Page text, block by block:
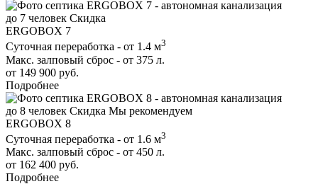
до 7 человек Скидка
ERGOBOX 7
Суточная переработка - от 1.4 м3
Макс. залповый сброс - от 375 л.
от 149 900 руб.
Подробнее
до 8 человек Скидка Мы рекомендуем
ERGOBOX 8
Суточная переработка - от 1.6 м3
Макс. залповый сброс - от 450 л.
от 162 400 руб.
Подробнее